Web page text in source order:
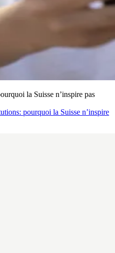
la Suisse n’inspire pas
pourquoi la Suisse n’inspire